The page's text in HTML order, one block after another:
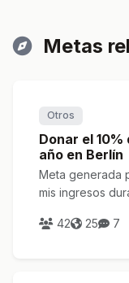
Metas
Otros
Donar el
año en Berlín
Meta generada
mis ingresos
42 25 7